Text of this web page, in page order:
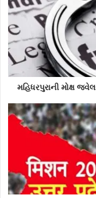
મહિધરપુરાની મોક્ષ